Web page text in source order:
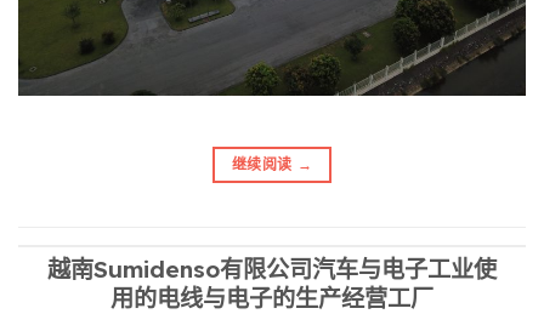
继续阅读 →
越南Sumidenso有限公司汽车与电子工业使
用的电线与电子的生产经营工厂